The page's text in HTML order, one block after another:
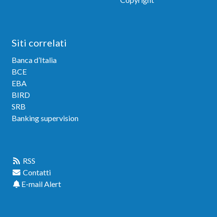
Siti correlati
Banca d’Italia
BCE
EBA
BIRD
SRB
Banking supervision
Link veloci
RSS
Contatti
E-mail Alert